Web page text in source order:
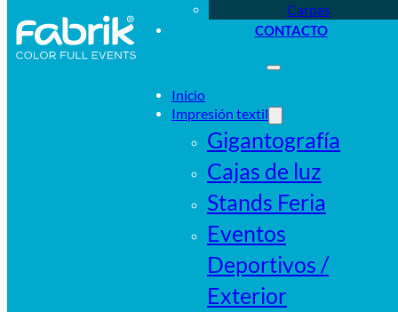
Carpas
CONTACTO
Inicio
Impresión textil
Gigantografía
Cajas de luz
Stands Feria
Eventos
Deportivos /
Exterior